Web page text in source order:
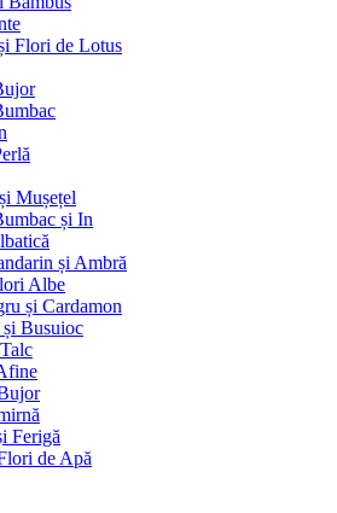
Flori de Lotus
Mușețel
și In
și Ambră
Albe
și Cardamon
și Busuioc
Ferigă
de Apă